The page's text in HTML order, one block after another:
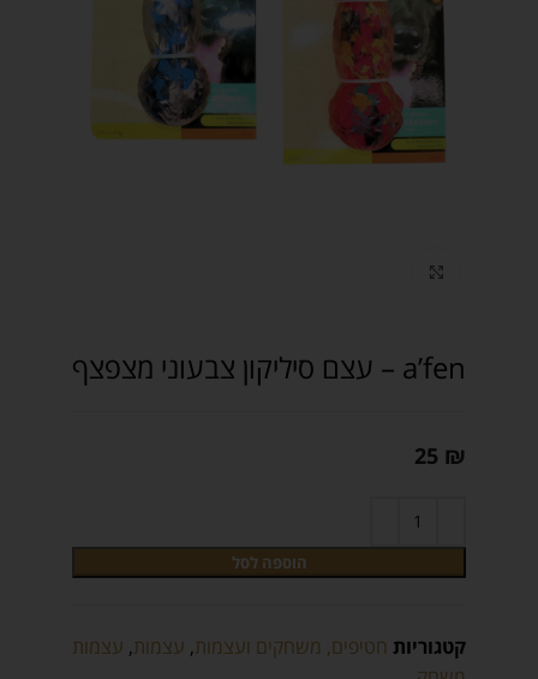
a’fen – עצם סיליקון צבעוני מצפצף
25 ₪
הוספה לסל
קטגוריות חטיפים, משחקים ועצמות, עצמות, עצמות